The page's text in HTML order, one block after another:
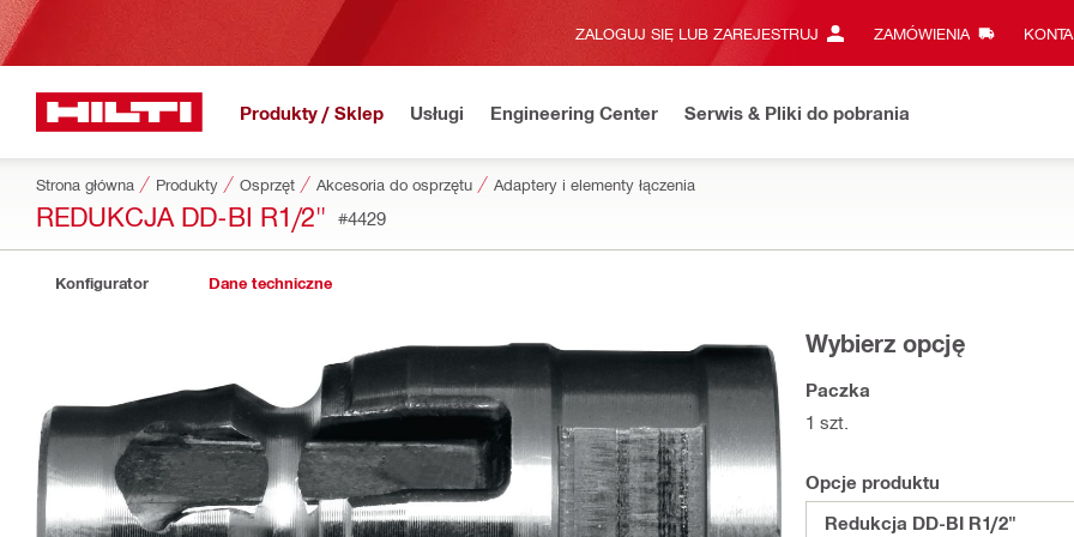
ZALOGUJ SIĘ LUB ZAREJESTRUJ ZAMÓWIENIA
Produkty / Sklep Usługi Engineering Center Serwis & Pliki do pobrania
Strona główna Produkty Osprzęt Akcesoria do osprzętu Adaptery i elementy łączenia
REDUKCJA DD-BI R1/2" #4429
Konfigurator Dane techniczne
Wybierz opcję
Paczka
1 szt.
Opcje produktu
Redukcja DD-BI R1/2"